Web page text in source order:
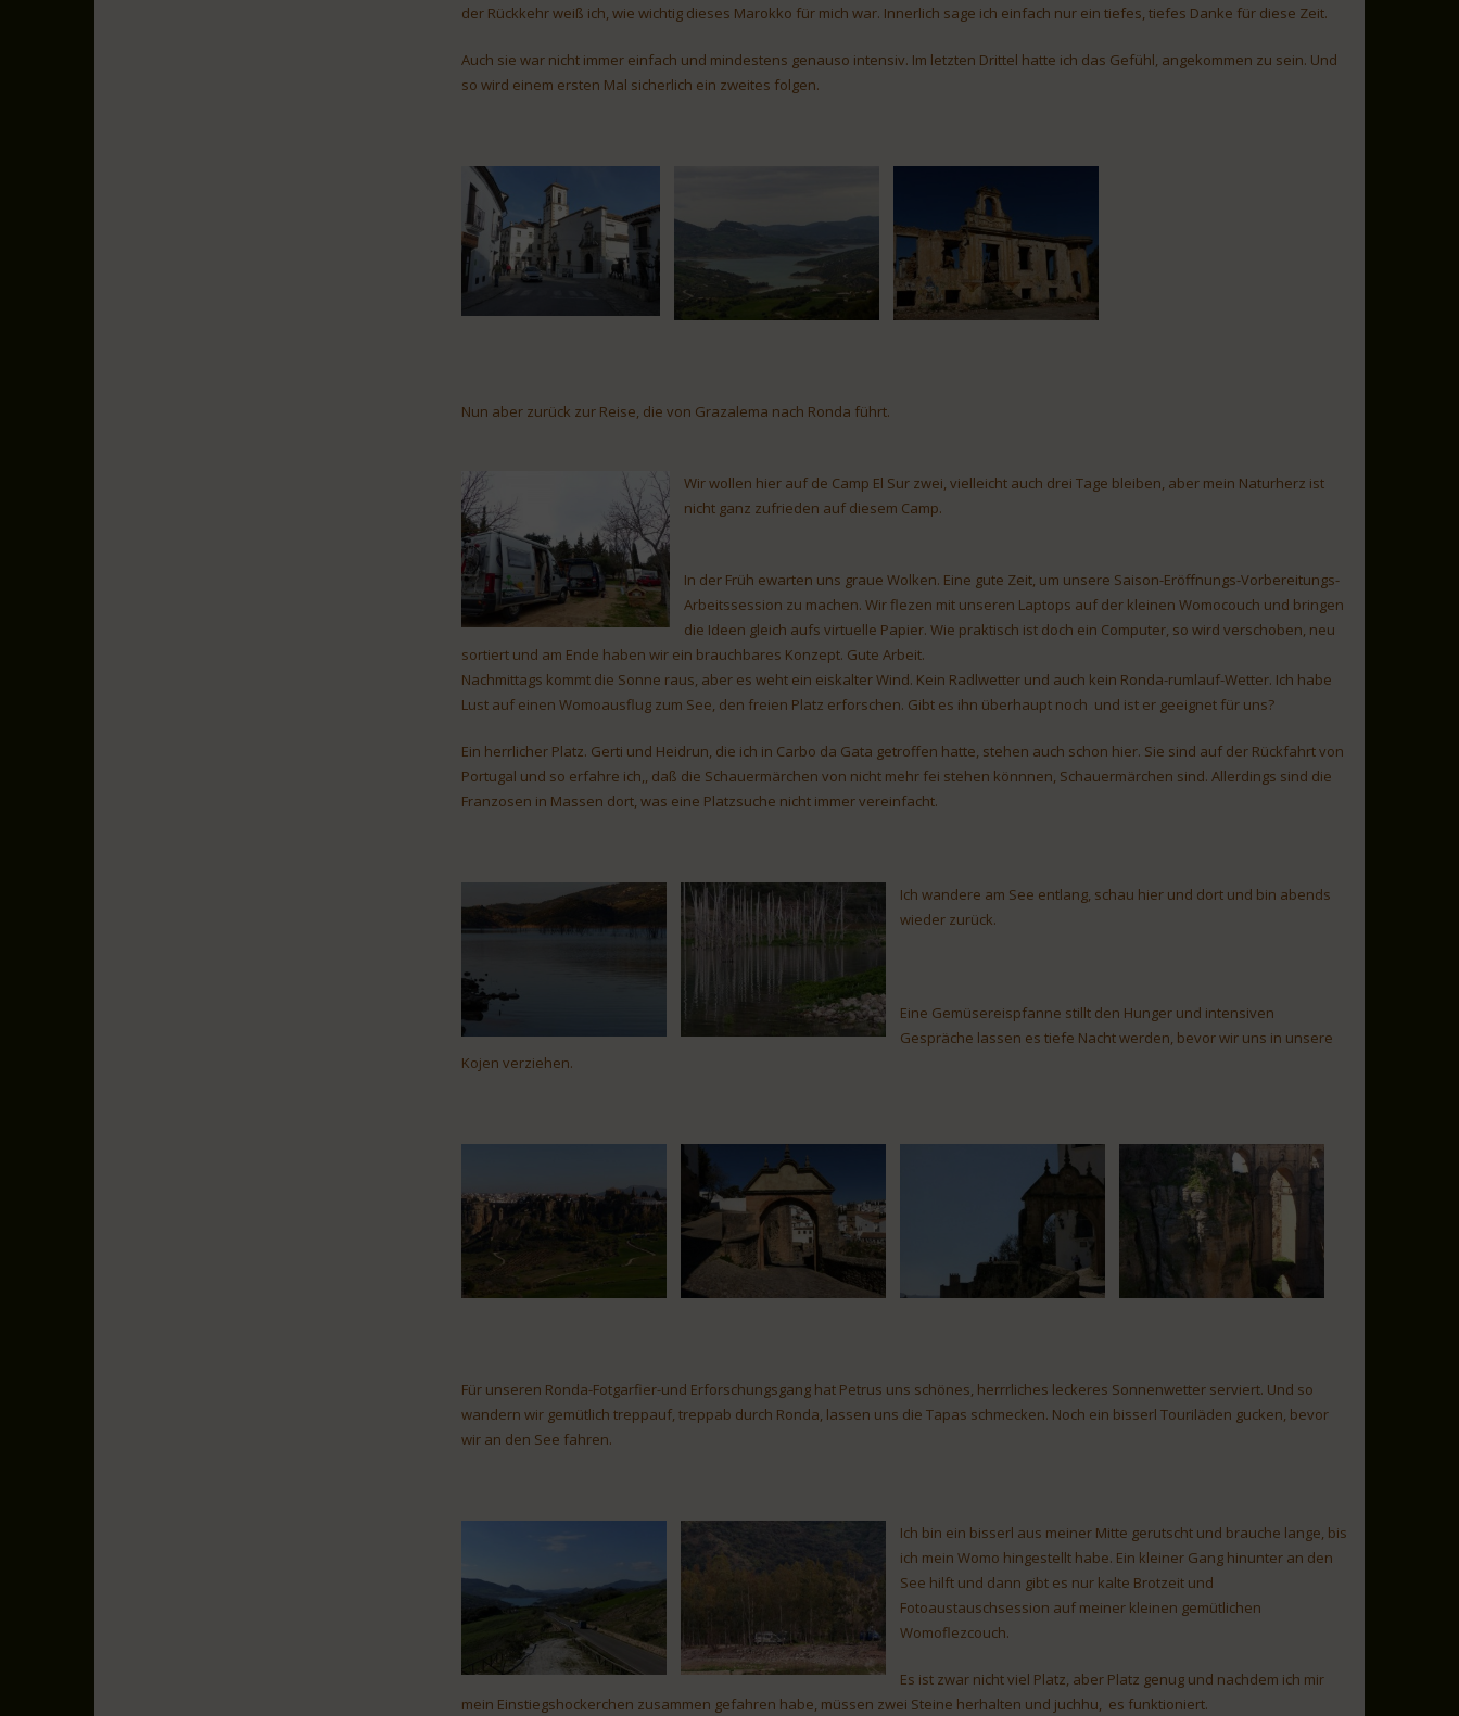
der Rückkehr weiß ich, wie wichtig dieses Marokko für mich war. Innerlich sage ich einfach nur ein tiefes, tiefes Danke für diese Zeit.
Auch sie war nicht immer einfach und mindestens genauso intensiv. Im letzten Drittel hatte ich das Gefühl, angekommen zu sein. Und
so wird einem ersten Mal sicherlich ein zweites folgen.
Nun aber zurück zur Reise, die von Grazalema nach Ronda führt.
Wir wollen hier auf de Camp El Sur zwei, vielleicht auch drei Tage bleiben, aber mein Naturherz ist
nicht ganz zufrieden auf diesem Camp.
In der Früh ewarten uns graue Wolken. Eine gute Zeit, um unsere Saison-Eröffnungs-Vorbereitungs-
Arbeitssession zu machen. Wir flezen mit unseren Laptops auf der kleinen Womocouch und bringen
die Ideen gleich aufs virtuelle Papier. Wie praktisch ist doch ein Computer, so wird verschoben, neu
sortiert und am Ende haben wir ein brauchbares Konzept. Gute Arbeit.
Nachmittags kommt die Sonne raus, aber es weht ein eiskalter Wind. Kein Radlwetter und auch kein Ronda-rumlauf-Wetter. Ich habe
Lust auf einen Womoausflug zum See, den freien Platz erforschen. Gibt es ihn überhaupt noch und ist er geeignet für uns?
Ein herrlicher Platz. Gerti und Heidrun, die ich in Carbo da Gata getroffen hatte, stehen auch schon hier. Sie sind auf der Rückfahrt von
Portugal und so erfahre ich,, daß die Schauermärchen von nicht mehr fei stehen könnnen, Schauermärchen sind. Allerdings sind die
Franzosen in Massen dort, was eine Platzsuche nicht immer vereinfacht.
Ich wandere am See entlang, schau hier und dort und bin abends
wieder zurück.
Eine Gemüsereispfanne stillt den Hunger und intensiven
Gespräche lassen es tiefe Nacht werden, bevor wir uns in unsere
Kojen verziehen.
Für unseren Ronda-Fotgarfier-und Erforschungsgang hat Petrus uns schönes, herrrliches leckeres Sonnenwetter serviert. Und so
wandern wir gemütlich treppauf, treppab durch Ronda, lassen uns die Tapas schmecken. Noch ein bisserl Touriläden gucken, bevor
wir an den See fahren.
Ich bin ein bisserl aus meiner Mitte gerutscht und brauche lange, bis
ich mein Womo hingestellt habe. Ein kleiner Gang hinunter an den
See hilft und dann gibt es nur kalte Brotzeit und
Fotoaustauschsession auf meiner kleinen gemütlichen
Womoflezcouch.
Es ist zwar nicht viel Platz, aber Platz genug und nachdem ich mir
mein Einstiegshockerchen zusammen gefahren habe, müssen zwei Steine herhalten und juchhu, es funktioniert.